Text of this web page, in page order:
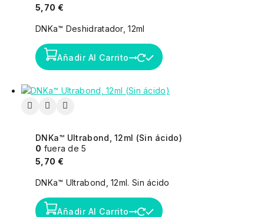
5,70 €
DNKa™ Deshidratador, 12ml
Añadir Al Carrito
DNKa™ Ultrabond, 12ml (Sin ácido)
0 fuera de 5
5,70 €
DNKa™ Ultrabond, 12ml. Sin ácido
Añadir Al Carrito